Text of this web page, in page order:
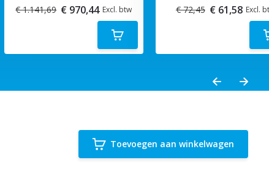
€ 1.141,69 € 970,44 Excl. btw
€ 72,45 € 61,58 Excl.
Toevoegen aan winkelwagen